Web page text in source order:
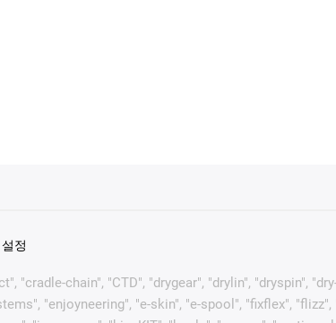
정
"cradle-chain", "CTD", "drygear", "drylin", "dryspin",
"enjoyneering", "e-skin", "e-spool", "fixflex",